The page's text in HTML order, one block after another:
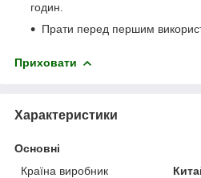
годин.
Прати перед першим
Приховати
Характеристики
Основні
Країна виробник